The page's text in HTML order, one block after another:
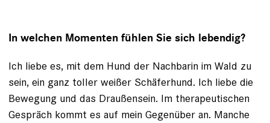
In welchen Momenten fühlen Sie sich lebendig?
Ich liebe es, mit dem Hund der Nachbarin im Wald zu
sein, ein ganz toller weißer Schäferhund. Ich liebe die
Bewegung und das Draußensein. Im therapeutischen
Gespräch kommt es auf mein Gegenüber an. Manche